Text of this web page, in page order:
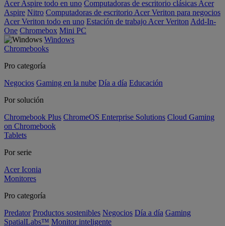
Acer Aspire todo en uno Computadoras de escritorio clásicas Acer
Aspire Nitro Computadoras de escritorio Acer Veriton para negocios
Acer Veriton todo en uno Estación de trabajo Acer Veriton Add-In-
One Chromebox Mini PC
Windows
Chromebooks
Pro categoría
Negocios Gaming en la nube Día a día Educación
Por solución
Chromebook Plus ChromeOS Enterprise Solutions Cloud Gaming
on Chromebook
Tablets
Por serie
Acer Iconia
Monitores
Pro categoría
Predator Productos sostenibles Negocios Día a día Gaming
SpatialLabs™ Monitor inteligente